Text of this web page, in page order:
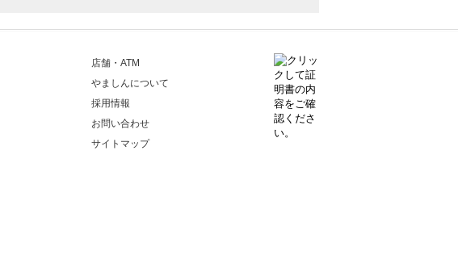
店舗・ATM
やましんについて
採用情報
お問い合わせ
サイトマップ